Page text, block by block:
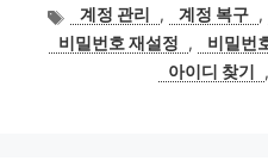
태
그
계정 관리 , 계정 복구 ,
비밀번호 재설정
, 비밀번
아이디 찾기
,